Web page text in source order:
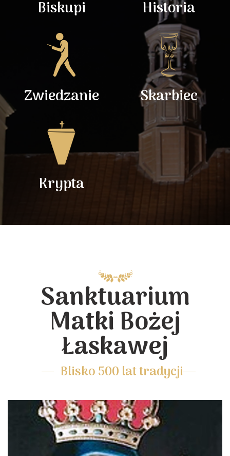
Biskupi Historia
Zwiedzanie Skarbiec
Krypta
Sanktuarium
Matki Bożej
Łaskawej
Blisko 500 lat tradycji